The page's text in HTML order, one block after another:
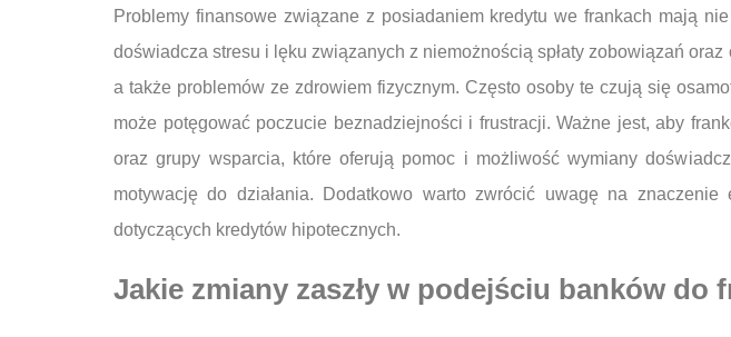
Problemy finansowe związane z posiadaniem kredytu we frankach mają
doświadcza stresu i lęku związanych z niemożnością spłaty zobowiązań
a także problemów ze zdrowiem fizycznym. Często osoby te czują się
może potęgować poczucie beznadziejności i frustracji. Ważne jest, aby
oraz grupy wsparcia, które oferują pomoc i możliwość wymiany
motywację do działania. Dodatkowo warto zwrócić uwagę na
dotyczących kredytów hipotecznych.
Jakie zmiany zaszły w podejściu banków do